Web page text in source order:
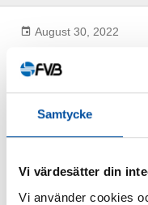
Samtycke
Vi värdesätter din
Vi använder cookies
August 30, 2022
Benny
SHARE ARTICLE